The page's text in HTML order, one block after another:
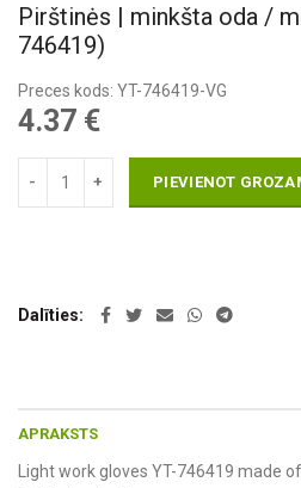
Pirštinės | minkšta oda /
746419)
Preces kods: YT-746419-VG
4.37 €
PIEVIENOT
Dalīties
APRAKSTS
Light work gloves YT-746419 made